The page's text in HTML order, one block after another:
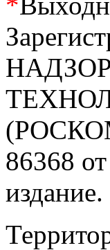
86368
издание.